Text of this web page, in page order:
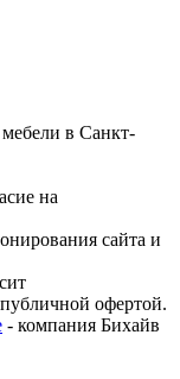
в Санкт-
на
сайта и
офертой.
- компания Бихайв